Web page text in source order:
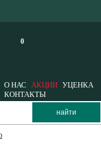
0
О НАС АКЦИИ УЦЕНКА
КОНТАКТЫ